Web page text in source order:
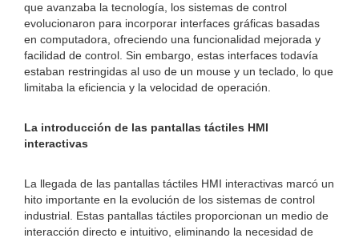
que avanzaba la tecnología, los sistemas de control
evolucionaron para incorporar interfaces gráficas basadas
en computadora, ofreciendo una funcionalidad mejorada y
facilidad de control. Sin embargo, estas interfaces todavía
estaban restringidas al uso de un mouse y un teclado, lo que
limitaba la eficiencia y la velocidad de operación.
La introducción de las pantallas táctiles HMI
interactivas
La llegada de las pantallas táctiles HMI interactivas marcó un
hito importante en la evolución de los sistemas de control
industrial. Estas pantallas táctiles proporcionan un medio de
interacción directo e intuitivo, eliminando la necesidad de